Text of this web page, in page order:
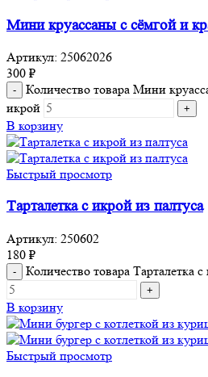
Мини круассаны с сёмгой и
Артикул: 25062026
300 ₽
Количество товара Мини
икрой
В корзину
Быстрый просмотр
Тарталетка с икрой из палтуса
Артикул: 250602
180 ₽
Количество товара Тарталетка
В корзину
Быстрый просмотр